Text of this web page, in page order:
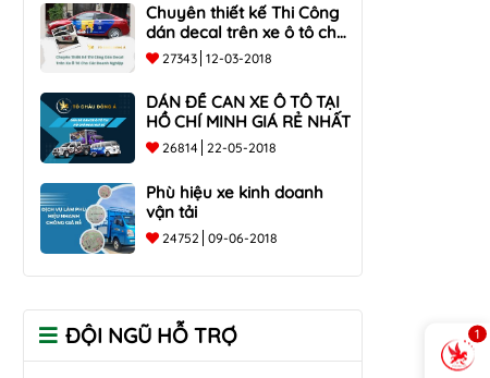
Chuyên thiết kế Thi Công
dán decal trên xe ô tô cho
các doanh nghiệp
27343 12-03-2018
DÁN ĐỀ CAN XE Ô TÔ TẠI
HỒ CHÍ MINH GIÁ RẺ NHẤT
26814 22-05-2018
Phù hiệu xe kinh doanh
vận tải
24752 09-06-2018
ĐỘI NGŨ HỖ TRỢ 1